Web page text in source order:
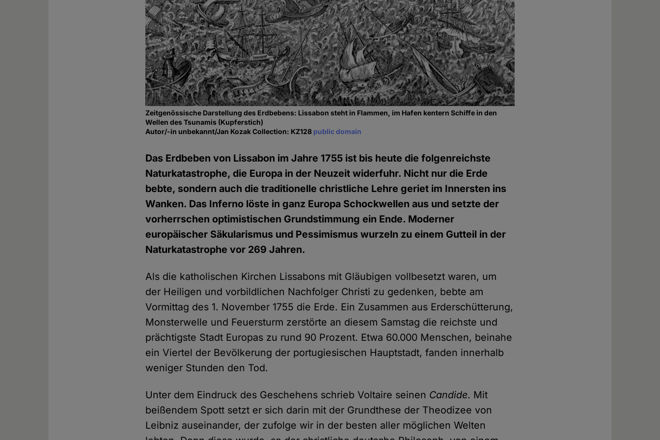
Zeitgenössische Darstellung des Erdbebens: Lissabon steht in Flammen, im Hafen kentern Schiffe in den
Wellen des Tsunamis (Kupferstich)
Autor/-in unbekannt/Jan Kozak Collection: KZ128 public domain
Das Erdbeben von Lissabon im Jahre 1755 ist bis heute die folgenreichste
Naturkatastrophe, die Europa in der Neuzeit widerfuhr. Nicht nur die Erde
bebte, sondern auch die traditionelle christliche Lehre geriet im Innersten ins
Wanken. Das Inferno löste in ganz Europa Schockwellen aus und setzte der
vorherrschen optimistischen Grundstimmung ein Ende. Moderner
europäischer Säkularismus und Pessimismus wurzeln zu einem Gutteil in der
Naturkatastrophe vor 269 Jahren.
Als die katholischen Kirchen Lissabons mit Gläubigen vollbesetzt waren, um
der Heiligen und vorbildlichen Nachfolger Christi zu gedenken, bebte am
Vormittag des 1. November 1755 die Erde. Ein Zusammen aus Erderschütterung,
Monsterwelle und Feuersturm zerstörte an diesem Samstag die reichste und
prächtigste Stadt Europas zu rund 90 Prozent. Etwa 60.000 Menschen, beinahe
ein Viertel der Bevölkerung der portugiesischen Hauptstadt, fanden innerhalb
weniger Stunden den Tod.
Unter dem Eindruck des Geschehens schrieb Voltaire seinen Candide. Mit
beißendem Spott setzt er sich darin mit der Grundthese der Theodizee von
Leibniz auseinander, der zufolge wir in der besten aller möglichen Welten